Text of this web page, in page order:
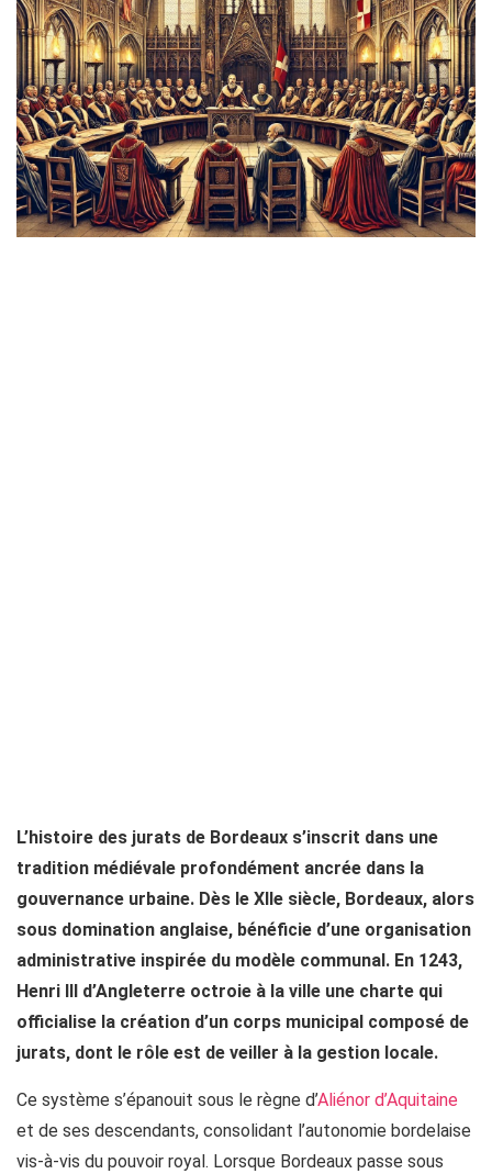
L’histoire des jurats de Bordeaux s’inscrit dans une
tradition médiévale profondément ancrée dans la
gouvernance urbaine. Dès le XIIe siècle, Bordeaux, alors
sous domination anglaise, bénéficie d’une organisation
administrative inspirée du modèle communal. En 1243,
Henri III d’Angleterre octroie à la ville une charte qui
officialise la création d’un corps municipal composé de
jurats, dont le rôle est de veiller à la gestion locale.
Ce système s’épanouit sous le règne d’Aliénor d’Aquitaine
et de ses descendants, consolidant l’autonomie bordelaise
vis-à-vis du pouvoir royal. Lorsque Bordeaux passe sous